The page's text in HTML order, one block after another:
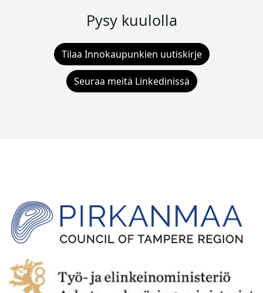
Pysy kuulolla
Tilaa Innokaupunkien uutiskirje
Seuraa meitä Linkedinissä